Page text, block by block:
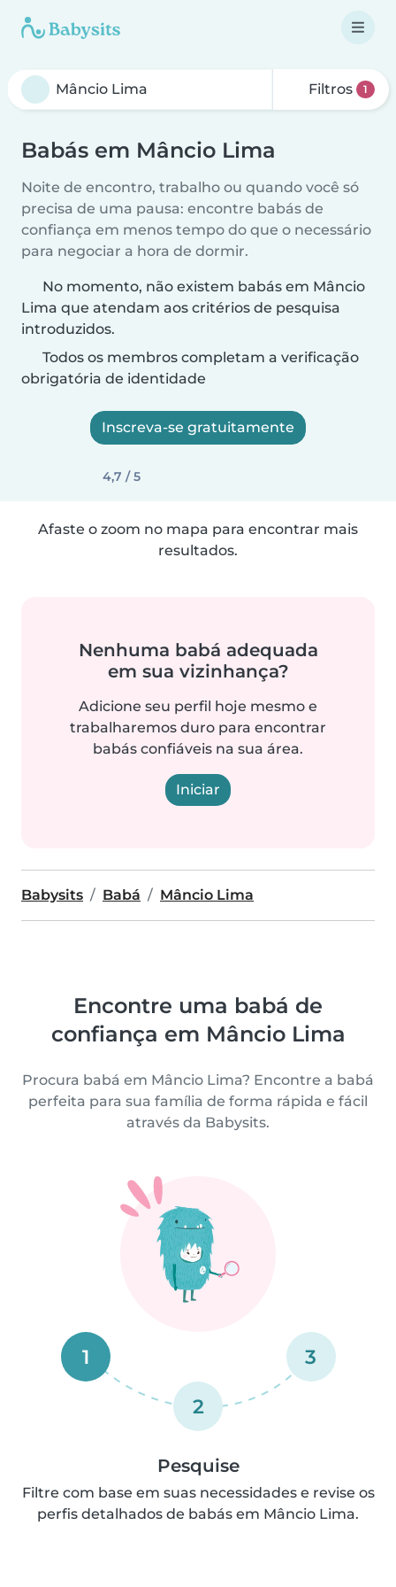
Filtros 1
Babás em Mâncio Lima
Noite de encontro, trabalho ou quando você só
precisa de uma pausa: encontre babás de
confiança em menos tempo do que o necessário
para negociar a hora de dormir.
No momento, não existem babás em Mâncio
Lima que atendam aos critérios de pesquisa
introduzidos.
Todos os membros completam a verificação
obrigatória de identidade
Inscreva-se gratuitamente
4,7 / 5
Afaste o zoom no mapa para encontrar mais
resultados.
Nenhuma babá adequada
em sua vizinhança?
Adicione seu perfil hoje mesmo e
trabalharemos duro para encontrar
babás confiáveis na sua área.
Iniciar
Babysits Babá Mâncio Lima
Encontre uma babá de
confiança em Mâncio Lima
Procura babá em Mâncio Lima? Encontre a babá
perfeita para sua família de forma rápida e fácil
através da Babysits.
1
2
3
Pesquise
Filtre com base em suas necessidades e revise os
perfis detalhados de babás em Mâncio Lima.